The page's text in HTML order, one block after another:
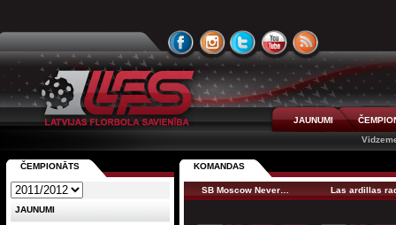
JAUNUMI
KOMANDAS
SB Moscow Never… Las ardillas
ČEMPIONĀTS
JAUNUMI